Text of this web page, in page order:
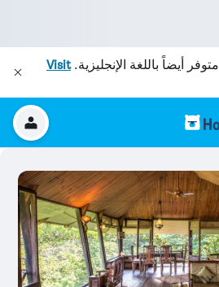
متوفر أيضاً باللغة الإنجليزية.Visit